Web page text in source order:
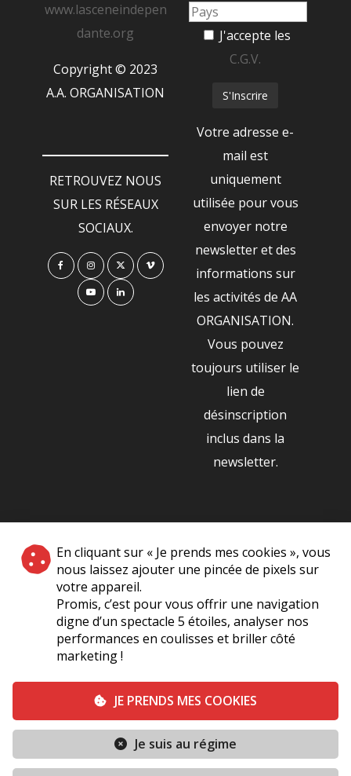
En cliquant sur « Je prends mes cookies », vous
nous laissez ajouter une pincée de pixels sur
votre appareil.
Promis, c’est pour vous offrir une navigation
digne d’un spectacle 5 étoiles, analyser nos
performances en coulisses et briller côté
marketing !
JE PRENDS MES COOKIES
Je suis au régime
www.lasceneindepen
dante.org
Copyright © 2023
A.A. ORGANISATION
RETROUVEZ NOUS
SUR LES RÉSEAUX
SOCIAUX.
J'accepte les
C.G.V.
Votre adresse e-
mail est
uniquement
utilisée pour vous
envoyer notre
newsletter et des
informations sur
les activités de AA
ORGANISATION.
Vous pouvez
toujours utiliser le
lien de
désinscription
inclus dans la
newsletter.
NOS PARTENAIRES
|
Plan du site A Propos de Nous
Mentions légales Vie Privée
Conditions générales de vente